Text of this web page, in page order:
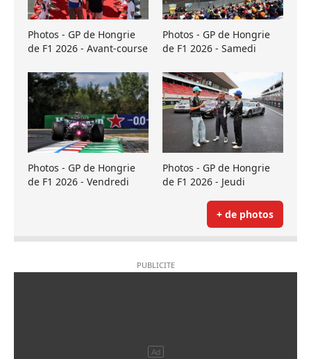
Photos - GP de Hongrie
de F1 2026 - Avant-course
Photos - GP de Hongrie
de F1 2026 - Samedi
Photos - GP de Hongrie
de F1 2026 - Vendredi
Photos - GP de Hongrie
de F1 2026 - Jeudi
+ de photos